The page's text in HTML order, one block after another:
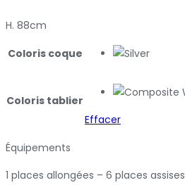
H. 88cm
Coloris coque
Coloris tablier
Effacer
Équipements
1 places allongées – 6 places assises